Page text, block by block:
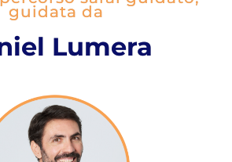
guidata da
Lumera